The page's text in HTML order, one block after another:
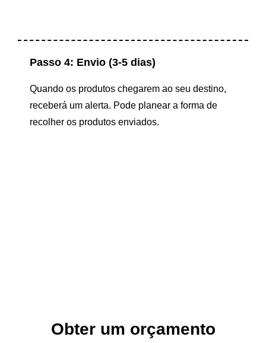
Passo 4: Envio (3-5 dias)
Quando os produtos chegarem ao seu destino,
receberá um alerta. Pode planear a forma de
recolher os produtos enviados.
Obter um orçamento